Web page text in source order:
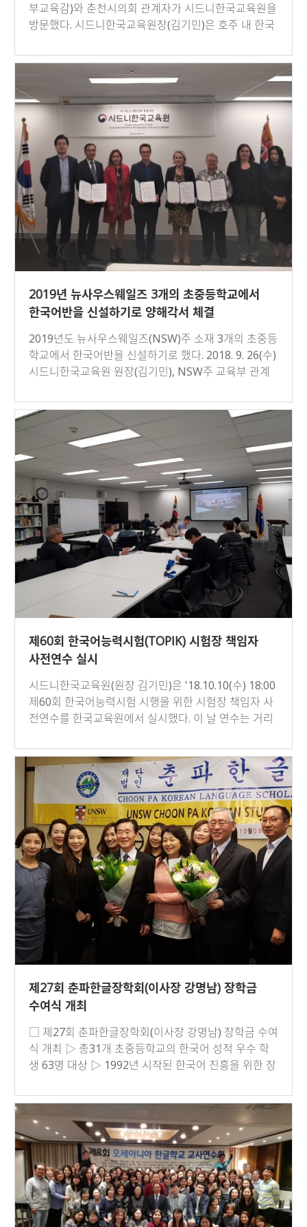
부교육감)와 춘천시의회 관계자가 시드니한국교육원을
방문했다. 시드니한국교육원장(김기민)은 호주 내 한국
2019년 뉴사우스웨일즈 3개의 초중등학교에서
한국어반을 신설하기로 양해각서 체결
2019년도 뉴사우스웨일즈(NSW)주 소재 3개의 초중등
학교에서 한국어반을 신설하기로 했다. 2018. 9. 26(수)
시드니한국교육원 원장(김기민), NSW주 교육부 관계
제60회 한국어능력시험(TOPIK) 시험장 책임자
사전연수 실시
시드니한국교육원(원장 김기민)은 '18.10.10(수) 18:00
제60회 한국어능력시험 시행을 위한 시험장 책임자 사
전연수를 한국교육원에서 실시했다. 이 날 연수는 거리
제27회 춘파한글장학회(이사장 강명남) 장학금
수여식 개최
□ 제27회 춘파한글장학회(이사장 강명남) 장학금 수여
식 개최 ▷ 총31개 초중등학교의 한국어 성적 우수 학
생 63명 대상 ▷ 1992년 시작된 한국어 진흥을 위한 장